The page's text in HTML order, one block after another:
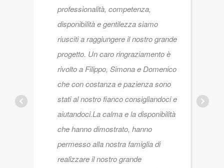
professionalità, competenza,
disponibilità e gentilezza siamo
riusciti a raggiungere il nostro grande
progetto. Un caro ringraziamento è
rivolto a Filippo, Simona e Domenico
che con costanza e pazienza sono
stati al nostro fianco consigliandoci e
aiutandoci.La calma e la disponibilità
che hanno dimostrato, hanno
permesso alla nostra famiglia di
realizzare il nostro grande